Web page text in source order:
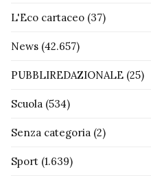
L'Eco cartaceo (37)
News (42.657)
PUBBLIREDAZIONALE (25)
Scuola (534)
Senza categoria (2)
Sport (1.639)